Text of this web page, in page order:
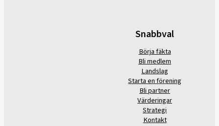
Snabbval
Börja fäkta
Bli medlem
Landslag
Starta en förening
Bli partner
Värderingar
Strategi
Kontakt